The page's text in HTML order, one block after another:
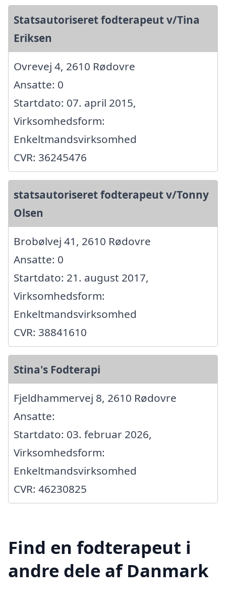
Statsautoriseret fodterapeut v/Tina
Eriksen
Ovrevej 4, 2610 Rødovre
Ansatte: 0
Startdato: 07. april 2015,
Virksomhedsform:
Enkeltmandsvirksomhed
CVR: 36245476
statsautoriseret fodterapeut v/Tonny
Olsen
Brobølvej 41, 2610 Rødovre
Ansatte: 0
Startdato: 21. august 2017,
Virksomhedsform:
Enkeltmandsvirksomhed
CVR: 38841610
Stina's Fodterapi
Fjeldhammervej 8, 2610 Rødovre
Ansatte:
Startdato: 03. februar 2026,
Virksomhedsform:
Enkeltmandsvirksomhed
CVR: 46230825
Find en fodterapeut i
andre dele af Danmark